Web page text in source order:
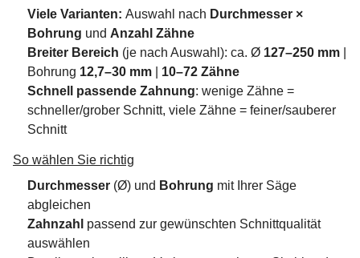
Viele Varianten: Auswahl nach Durchmesser ×
Bohrung und Anzahl Zähne
Breiter Bereich (je nach Auswahl): ca. Ø 127–250 mm
Bohrung 12,7–30 mm
10–72 Zähne
Schnell passende Zahnung: wenige Zähne =
schneller/grober Schnitt, viele Zähne = feiner/sauberer
Schnitt
So wählen Sie richtig
Durchmesser (Ø) und Bohrung mit Ihrer Säge
abgleichen
Zahnzahl passend zur gewünschten Schnittqualität
auswählen